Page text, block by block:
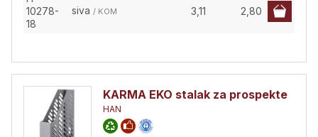
10278-
18
siva / KOM 3,11 2,80
KARMA EKO stalak za prospekte
HAN